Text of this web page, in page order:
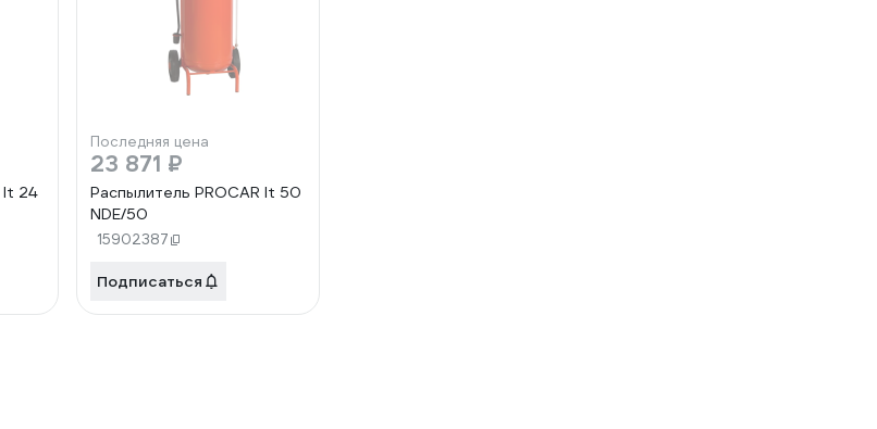
It 24
Последняя цена
23 871 ₽
Распылитель PROCAR It 50
NDE/50
15902387
Подписаться